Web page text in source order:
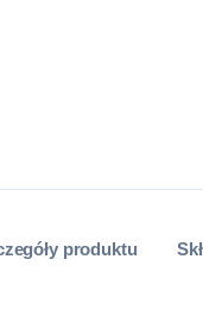
produktu